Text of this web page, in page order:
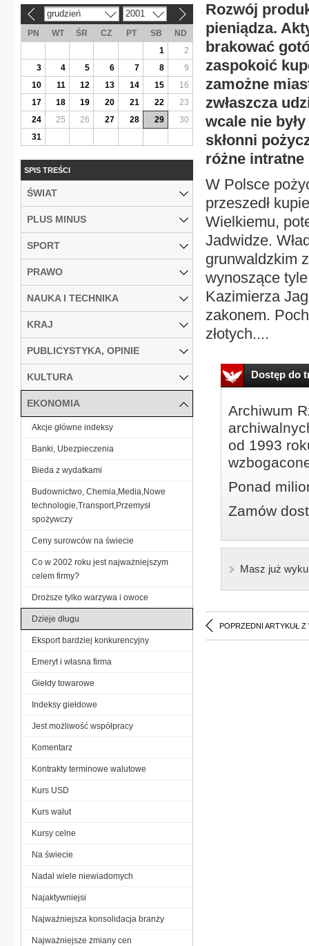
Rozwój
pieniądza.
brakować
zaspokoić
zamożne
zwłaszcza
wcale nie
skłonni
różne
W Polsce
przeszedł
Wielkiemu,
Jadwidze.
grunwaldzkim
wynoszące
Kazimierza
zakonem.
złotych....
Dostęp do
Archiwum
od 1993
Ponad
Zamów
Masz już
POPRZEDNI ARTYKUŁ Z
grudzień 2001
PN WT ŚR CZ PT SB
ND
1
2
3
4 5 6 7 8
9
10
11 12 13 14 15
16
17
18 19 20 21 22
23
24
25 26 27 28 29
30
31
SPIS TREŚCI
ŚWIAT
PLUS MINUS
SPORT
PRAWO
NAUKA I TECHNIKA
KRAJ
PUBLICYSTYKA, OPINIE
KULTURA
EKONOMIA
Akcje główne indeksy
Banki, Ubezpieczenia
Bieda z wydatkami
Budownictwo, Chemia,Media,Nowe
technologie,Transport,Przemysł
spożywczy
Ceny surowców na świecie
Co w 2002 roku jest najważniejszym
celem firmy?
Droższe tylko warzywa i owoce
Dzieje długu
Eksport bardziej konkurencyjny
Emeryt i własna firma
Giełdy towarowe
Indeksy giełdowe
Jest możliwość współpracy
Komentarz
Kontrakty terminowe walutowe
Kurs USD
Kurs walut
Kursy celne
Na świecie
Nadal wiele niewiadomych
Najaktywniejsi
Najważniejsza konsolidacja branży
Najważniejsze zmiany cen